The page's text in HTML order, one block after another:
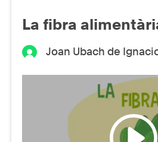
La fibra
Joan Ubach de